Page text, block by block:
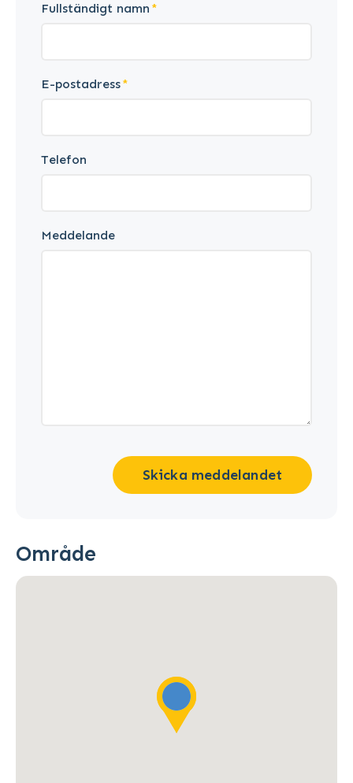
Fullständigt namn
E-postadress
Telefon
Meddelande
Skicka meddelandet
Område